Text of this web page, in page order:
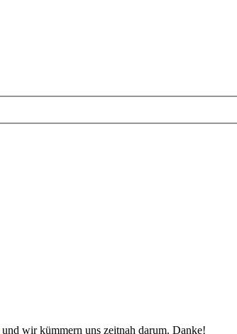
und wir kümmern uns zeitnah darum. Danke!